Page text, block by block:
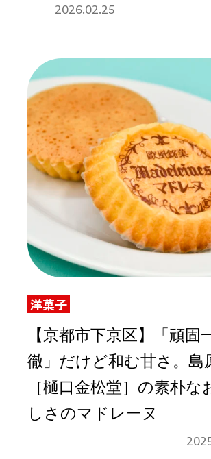
2026.02.25
洋菓子
【京都市下京区】「頑固
徹」だけど和む甘さ。島
［樋口金松堂］の素朴な
しさのマドレーヌ